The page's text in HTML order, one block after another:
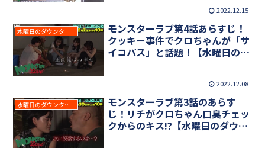
2022.12.15
水曜日のダウンタウン
モンスターラブ第4話あらすじ！
クッキー事件でクロちゃんが「サ
イコパス」と話題！【水曜日のダ
2022.12.08
水曜日のダウンタウン
モンスターラブ第3話のあらす
じ！リチがクロちゃん口臭チェッ
クからのキス!?【水曜日のダウン